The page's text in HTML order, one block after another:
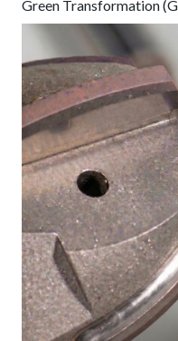
Green Transformation